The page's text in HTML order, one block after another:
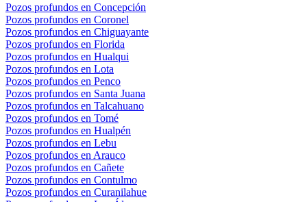
Pozos profundos en Concepción
Pozos profundos en Coronel
Pozos profundos en Chiguayante
Pozos profundos en Florida
Pozos profundos en Hualqui
Pozos profundos en Lota
Pozos profundos en Penco
Pozos profundos en Santa Juana
Pozos profundos en Talcahuano
Pozos profundos en Tomé
Pozos profundos en Hualpén
Pozos profundos en Lebu
Pozos profundos en Arauco
Pozos profundos en Cañete
Pozos profundos en Contulmo
Pozos profundos en Curanilahue